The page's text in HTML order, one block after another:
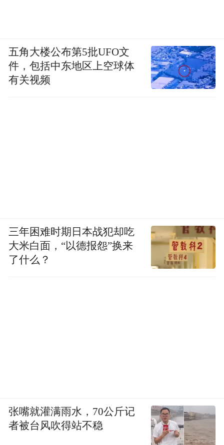
五角大楼公布第5批UFO文
件，包括中东地区上空球体
有关视频
三年困难时期日本战犯却吃
大米白面，“以德报怨”换来
了什么？
张嘴就灌满雨水，70公斤记
者被台风吹得站不稳